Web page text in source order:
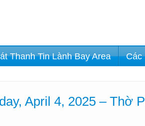
Thanh Tin Lành Bay Area Các
April 4, 2025 – Thờ